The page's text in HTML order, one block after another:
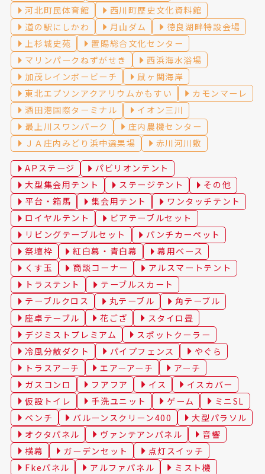
河北町民体育館
西川町歴史文化資料館
道の駅にしかわ
月山ダム
徳良湖畔特設会場
上杉城史苑
置賜総合文化センター
マリンパークねずがせき
西浜海水浴場
加茂レインボービーチ
鼠ヶ関海岸
東北エプソンアクアリウムかもすい
カモンマーレ
酒田港国際ターミナル
イオン三川
最上川スワンパーク
庄内農機センター
ＪＡ庄内みどり浜中選果場
赤川河川敷
APステージ
パビリオンテント
大型集会用テント
ステージテント
その他
平台・箱馬
集会用テント
ワンタッチテント
ロイヤルテント
ビアテーブルセット
リビングテーブルセット
パンチカーペット
祭壇枠
紅白幕・青白幕
幕用ベース
くす玉
商談コーナー
アルスマートテント
トラステント
テーブルスカート
テーブルクロス
丸テーブル
角テーブル
座卓テーブル
花ござ
スタイロ畳
デジミストプレミアム
スポットクーラー
冷風分散ダクト
パイプフェンス
やぐら
トラスアーチ
エアーアーチ
アーチ
ガスコンロ
フアフア イス
イスカバー
仮設トイレ
手洗ユニット ゲーム
ミニSL
ベンチ
バルーンスクリーン400
大型パラソル
オクタパネル
ヴァンテアンパネル
音響
横幕
ガーデンセット
点灯スイッチ
Fkeパネル
アルファパネル
ミスト機